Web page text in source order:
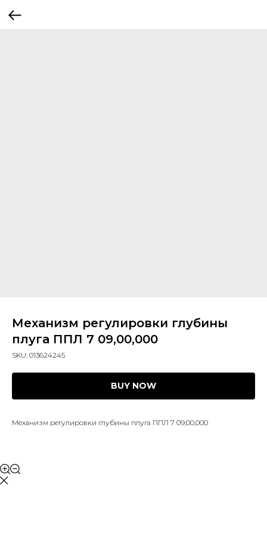
Механизм регулировки глубины
плуга ППЛ 7 09,00,000
SKU: 013624245
BUY NOW
Механизм регулировки глубины плуга ППЛ 7 09,00,000